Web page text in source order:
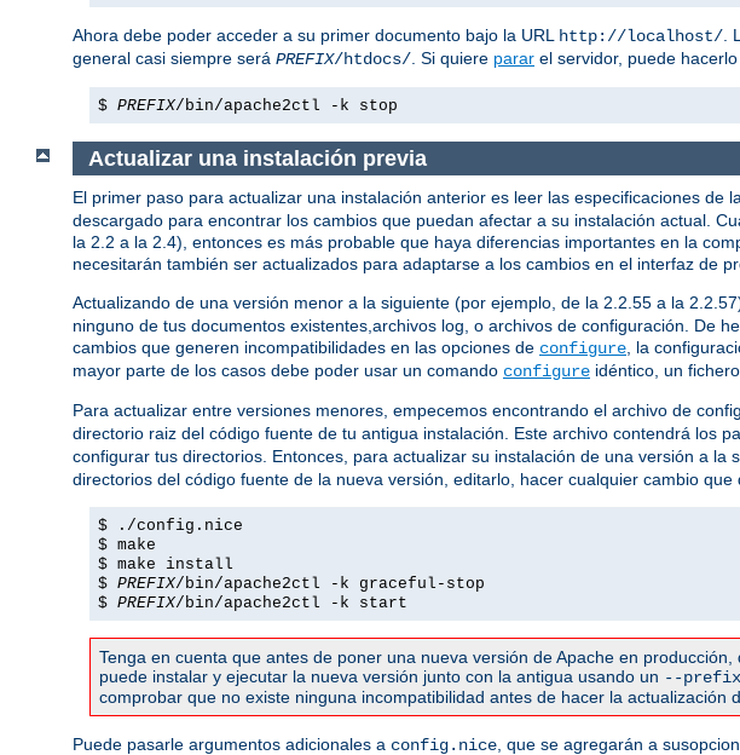
Ahora debe poder acceder a su primer documento bajo la URL http://localhost/
general casi siempre será PREFIX/htdocs/ . Si quiere parar el servidor, puede
$ PREFIX/bin/apache2ctl -k stop
Actualizar una instalación previa
El primer paso para actualizar una instalación anterior es leer las especificaciones de
descargado para encontrar los cambios que puedan afectar a su instalación actual.
la 2.2 a la 2.4), entonces es más probable que haya diferencias importantes en la
necesitarán también ser actualizados para adaptarse a los cambios en el interfaz de
Actualizando de una versión menor a la siguiente (por ejemplo, de la 2.2.55 a la
ninguno de tus documentos existentes,archivos log, o archivos de configuración. De
cambios que generen incompatibilidades en las opciones de configure , la
mayor parte de los casos debe poder usar un comando configure idéntico, un
Para actualizar entre versiones menores, empecemos encontrando el archivo de
directorio raiz del código fuente de tu antigua instalación. Este archivo contendrá los
configurar tus directorios. Entonces, para actualizar su instalación de una versión a la
directorios del código fuente de la nueva versión, editarlo, hacer cualquier cambio que
$ ./config.nice
$ make
$ make install
$ PREFIX/bin/apache2ctl -k graceful-stop
$ PREFIX/bin/apache2ctl -k start
Tenga en cuenta que antes de poner una nueva versión de Apache en
puede instalar y ejecutar la nueva versión junto con la antigua usando un --prefix
comprobar que no existe ninguna incompatibilidad antes de hacer la actualización
Puede pasarle argumentos adicionales a config.nice , que se agregarán a